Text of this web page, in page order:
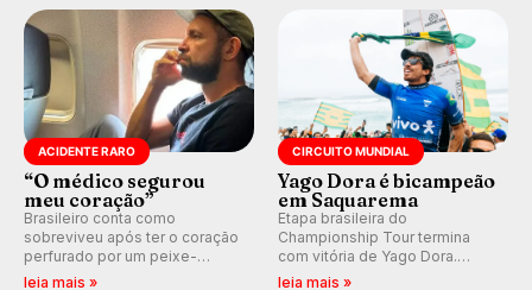
ondas para até 16 dias.
ACIDENTE RARO
“O médico segurou
meu coração”
Brasileiro conta como
sobreviveu após ter o coração
perfurado por um peixe-
agulha enquanto surfava na
leia mais »
CIRCUITO MUNDIAL
Yago Dora é bicampeão
em Saquarema
Etapa brasileira do
Championship Tour termina
com vitória de Yago Dora.
Sawyer Lindblad vence entre
leia mais »